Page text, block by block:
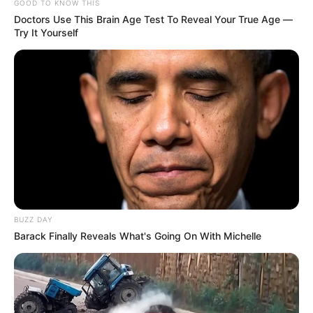
MANTÉNGASE EN ALERTA
Tenemos todas las noticias que le
interesan. Para estar bien informado, por
favor, active las notificaciones de Alerta.
ACTIVAR AHORA
TEMAS DESTACADOS
CIERRES VIALES EN BUCARAMANGA
TRANSVERSAL DEL CARARE
FLORIDABLANCA
LLUVIAS EN SANTANDER
GOOD TO KNOW THIS
Doctors Use This Brain Age Test To Reveal Your True Age —
Try It Yourself
BUZZ DAY
Barack Finally Reveals What's Going On With Michelle